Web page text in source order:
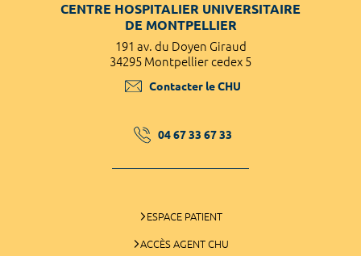
CENTRE HOSPITALIER UNIVERSITAIRE
DE MONTPELLIER
191 av. du Doyen Giraud
34295 Montpellier cedex 5
Contacter le CHU
04 67 33 67 33
ESPACE PATIENT
ACCÈS AGENT CHU